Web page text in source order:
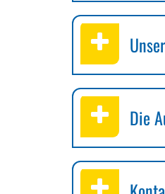
Die